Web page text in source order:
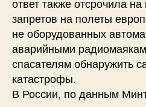
запретов на полеты
не оборудованных
аварийными
спасателям обнаружить
катастрофы.
В России, по данным